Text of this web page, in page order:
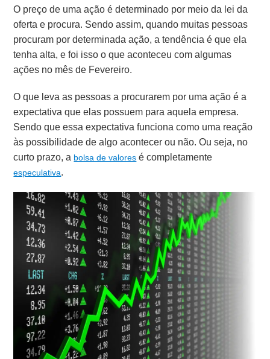
O preço de uma ação é determinado por meio da lei da
oferta e procura. Sendo assim, quando muitas pessoas
procuram por determinada ação, a tendência é que ela
tenha alta, e foi isso o que aconteceu com algumas
ações no mês de Fevereiro.
O que leva as pessoas a procurarem por uma ação é a
expectativa que elas possuem para aquela empresa.
Sendo que essa expectativa funciona como uma reação
às possibilidade de algo acontecer ou não. Ou seja, no
curto prazo, a bolsa de valores é completamente
especulativa.